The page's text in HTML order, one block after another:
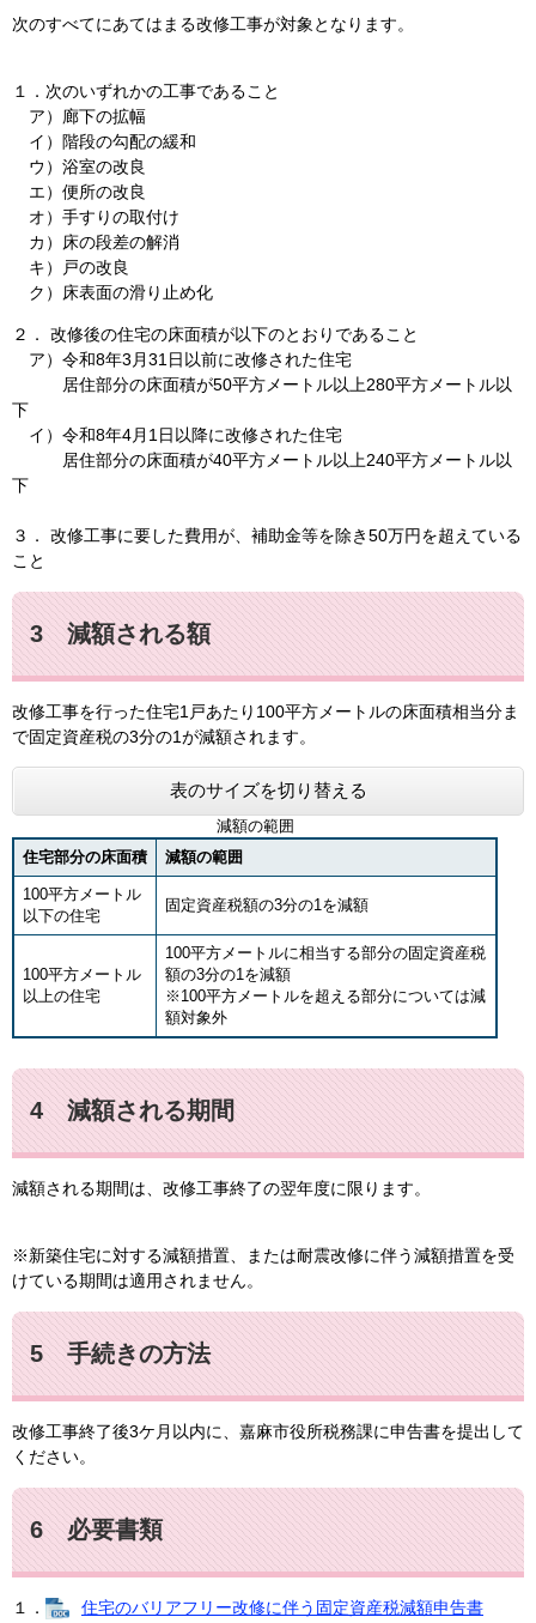
次のすべてにあてはまる改修工事が対象となります。
１．次のいずれかの工事であること
ア）廊下の拡幅
イ）階段の勾配の緩和
ウ）浴室の改良
エ）便所の改良
オ）手すりの取付け
カ）床の段差の解消
キ）戸の改良
ク）床表面の滑り止め化
２． 改修後の住宅の床面積が以下のとおりであること
ア）令和8年3月31日以前に改修された住宅
居住部分の床面積が50平方メートル以上280平方メートル以
下
イ）令和8年4月1日以降に改修された住宅
居住部分の床面積が40平方メートル以上240平方メートル以
下
３． 改修工事に要した費用が、補助金等を除き50万円を超えている
こと
3 減額される額
改修工事を行った住宅1戸あたり100平方メートルの床面積相当分ま
で固定資産税の3分の1が減額されます。
表のサイズを切り替える
減額の範囲
住宅部分の床面積
減額の範囲
100平方メートル
以下の住宅
固定資産税額の3分の1を減額
100平方メートル
以上の住宅
100平方メートルに相当する部分の固定資産税
額の3分の1を減額
※100平方メートルを超える部分については減
額対象外
4 減額される期間
減額される期間は、改修工事終了の翌年度に限ります。
※新築住宅に対する減額措置、または耐震改修に伴う減額措置を受
けている期間は適用されません。
5 手続きの方法
改修工事終了後3ケ月以内に、嘉麻市役所税務課に申告書を提出して
ください。
6 必要書類
１．
住宅のバリアフリー改修に伴う固定資産税減額申告書